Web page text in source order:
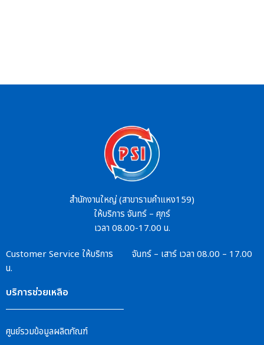
สำนักงานใหญ่ (สาขารามคำแหง159)
ให้บริการ จันทร์ – ศุกร์
เวลา 08.00-17.00 น.
Customer Service ให้บริการ จันทร์ – เสาร์ เวลา 08.00 – 17.00
น.
บริการช่วยเหลือ
ศูนย์รวมข้อมูลผลิตภัณฑ์